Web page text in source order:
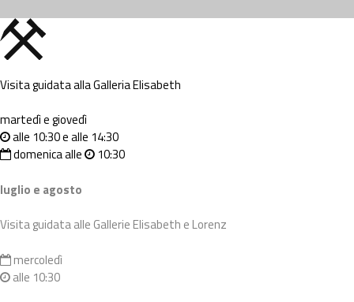
Visita guidata alla Galleria Elisabeth
martedì e giovedì
alle 10:30 e alle 14:30
domenica alle
10:30
luglio e agosto
Visita guidata alle Gallerie Elisabeth e Lorenz
mercoledì
alle 10:30